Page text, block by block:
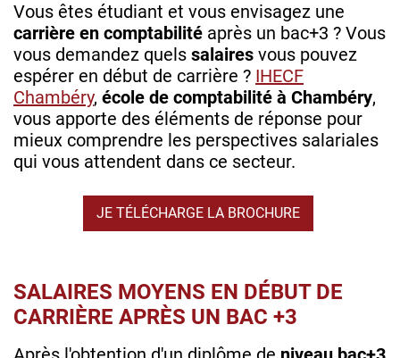
Vous êtes étudiant et vous envisagez une
carrière en comptabilité après un bac+3 ? Vous
vous demandez quels salaires vous pouvez
espérer en début de carrière ? IHECF
Chambéry, école de comptabilité à Chambéry,
vous apporte des éléments de réponse pour
mieux comprendre les perspectives salariales
qui vous attendent dans ce secteur.
JE TÉLÉCHARGE LA BROCHURE
SALAIRES MOYENS EN DÉBUT DE
CARRIÈRE APRÈS UN BAC +3